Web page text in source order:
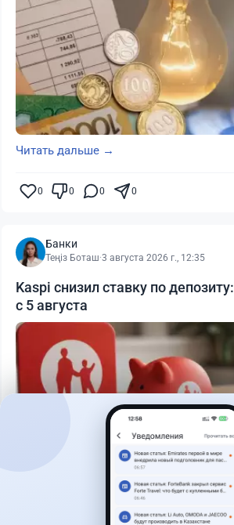
Читать дальше →
0 0 0 0
Банки
Теңіз Боташ·3 августа 2026 г., 12:35
Kaspi снизил ставку по
с 5 августа
25